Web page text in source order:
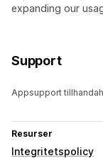
expanding our
Support
Appsupport
Resurser
Integritetspolicy